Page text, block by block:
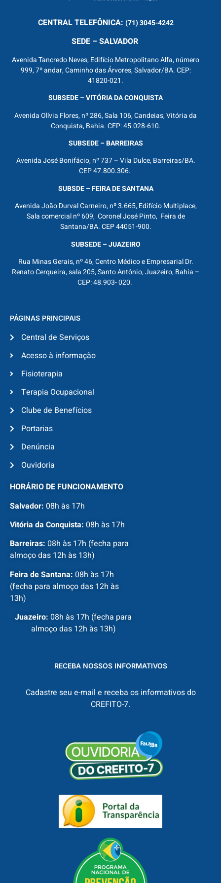
CENTRALTELEFÔNICA: (71) 3045-4242
SEDE – SALVADOR
Avenida Tancredo Neves, Edifício Metropolitano Alfa, número
999, 7º andar, Caminho das Árvores, Salvador/BA. CEP:
41820-021.
SUBSEDE – VITÓRIA DA CONQUISTA
Avenida Olívia Flores, nº 286, Sala 106, Candeias, Vitória da
Conquista, Bahia. CEP: 45.028-610.
SUBSEDE – BARREIRAS
Avenida José Bonifácio, nº 737 – Vila Dulce, Barreiras/BA.
CEP 47.800.306.
SUBSDE – FEIRA DE SANTANA
Avenida João Durval Carneiro, nº 3.665, Edifício Multiplace,
Sala comercial nº 609, Coronel José Pinto, Feira de
Santana/BA. CEP 44051-900.
SUBSEDE – JUAZEIRO
Rua Minas Gerais, nº 46, Centro Médico e Empresarial Dr.
Renato Cerqueira, sala 205, Santo Antônio, Juazeiro, Bahia –
CEP: 48.903- 020.
PÁGINAS PRINCIPAIS
Central de Serviços
Acesso à informação
Fisioterapia
Terapia Ocupacional
Clube de Benefícios
Portarias
Denúncia
Ouvidoria
HORÁRIO DE FUNCIONAMENTO
Salvador: 08h às 17h
Vitória da Conquista: 08h às 17h
Barreiras: 08h às 17h (fecha para
almoço das 12h às 13h)
Feira de Santana: 08h às 17h
(fecha para almoço das 12h às
13h)
Juazeiro: 08h às 17h (fecha para
almoço das 12h às 13h)
RECEBA NOSSOS INFORMATIVOS
Cadastre seu e-mail e receba os informativos do
CREFITO-7.